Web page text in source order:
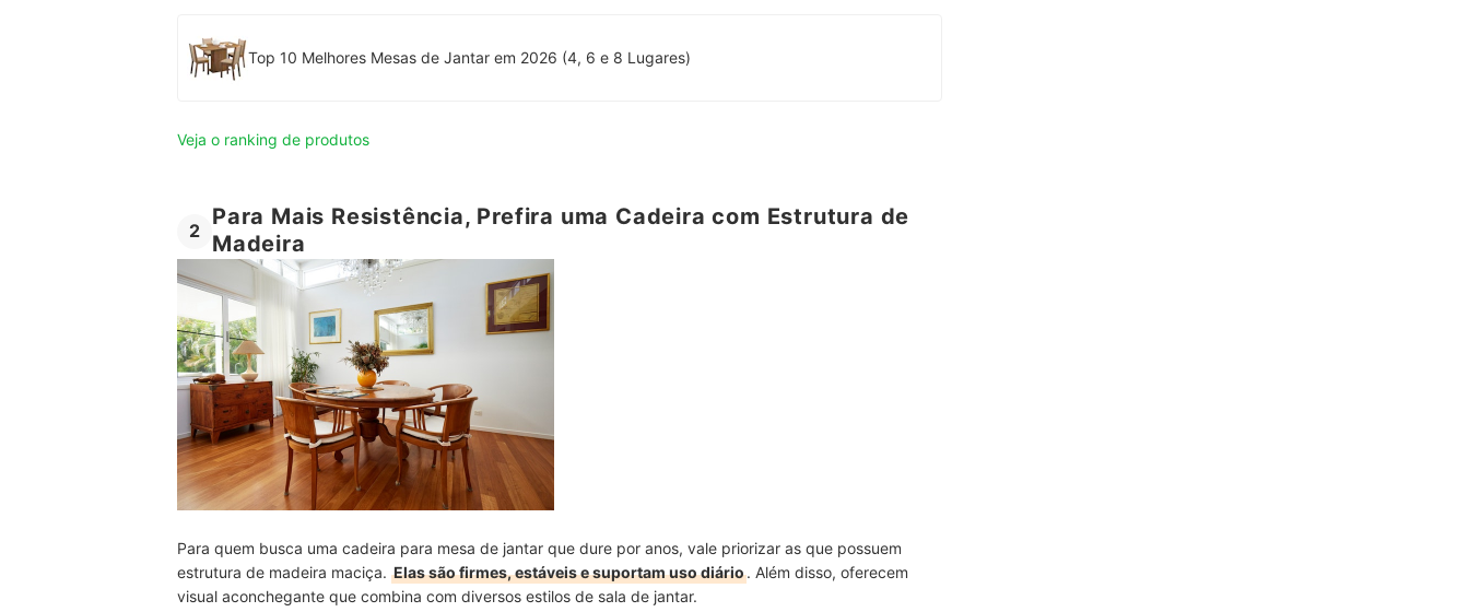
Top 10 Melhores Mesas de Jantar em 2026 (4, 6 e 8 Lugares)
Veja o ranking de produtos
2
Para Mais Resistência, Prefira uma Cadeira com Estrutura de
Madeira
Para quem busca uma cadeira para mesa de jantar que dure por anos, vale priorizar as que possuem
estrutura de madeira maciça. Elas são firmes, estáveis e suportam uso diário. Além disso, oferecem
visual aconchegante que combina com diversos estilos de sala de jantar.